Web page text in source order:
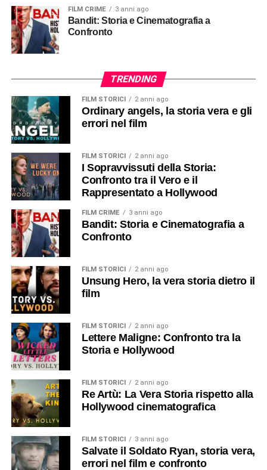
FILM CRIME 3 anni ago
Bandit: Storia e Cinematografia a
Confronto
TRENDING
FILM STORICI 2 anni ago
Ordinary angels, la storia vera e gli
errori nel film
FILM STORICI 2 anni ago
I Sopravvissuti della Storia:
Confronto tra il Vero e il
Rappresentato a Hollywood
FILM CRIME 3 anni ago
Bandit: Storia e Cinematografia a
Confronto
FILM STORICI 2 anni ago
Unsung Hero, la vera storia dietro il
film
FILM STORICI 2 anni ago
Lettere Maligne: Confronto tra la
Storia e Hollywood
FILM STORICI 2 anni ago
Re Artù: La Vera Storia rispetto alla
Hollywood cinematografica
FILM STORICI 3 anni ago
Salvate il Soldato Ryan, storia vera,
errori nel film e confronto